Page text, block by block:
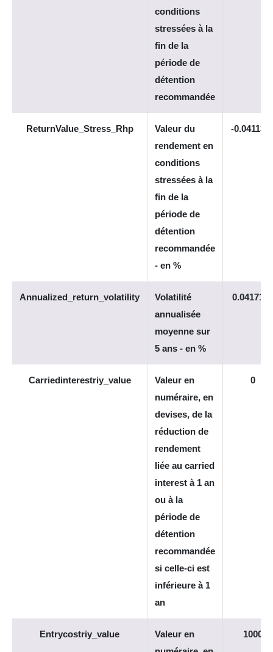
conditions
stressées à la
fin de la
période de
détention
recommandée
ReturnValue_Stress_Rhp
Valeur du
rendement en
conditions
stressées à la
fin de la
période de
détention
recommandée
- en %
-
Annualized_return_volatility
Volatilité
annualisée
moyenne sur
5 ans - en %
0.0417128
Carriedinterestriy_value
Valeur en
numéraire, en
devises, de la
réduction de
rendement
liée au carried
interest à 1 an
ou à la
période de
détention
recommandée
si celle-ci est
inférieure à 1
an
0
Entrycostriy_value
Valeur en
1000